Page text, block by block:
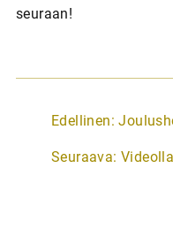
seuraan!
A
t
Edellinen:
Seuraava: